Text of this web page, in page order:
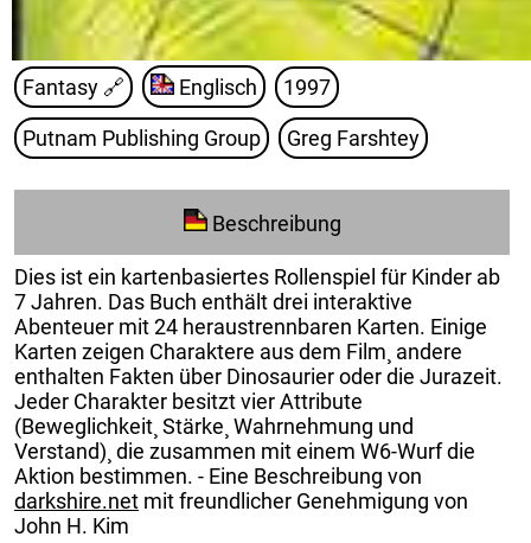
Fantasy 🔗 Englisch 1997
Putnam Publishing Group Greg Farshtey
Beschreibung
Dies ist ein kartenbasiertes Rollenspiel für Kinder ab
7 Jahren. Das Buch enthält drei interaktive
Abenteuer mit 24 heraustrennbaren Karten. Einige
Karten zeigen Charaktere aus dem Film¸ andere
enthalten Fakten über Dinosaurier oder die Jurazeit.
Jeder Charakter besitzt vier Attribute
(Beweglichkeit¸ Stärke¸ Wahrnehmung und
Verstand)¸ die zusammen mit einem W6-Wurf die
Aktion bestimmen. - Eine Beschreibung von
darkshire.net mit freundlicher Genehmigung von
John H. Kim